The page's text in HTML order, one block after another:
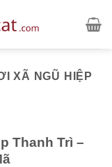
XÃ NGŨ HIỆP
Thanh Trì –